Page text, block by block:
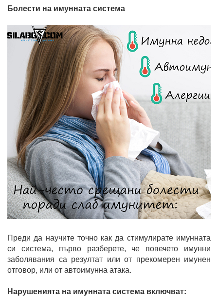
Болести на имунната система
Преди да научите точно как да стимулирате имунната
си система, първо разберете, че повечето имунни
заболявания са резултат или от прекомерен имунен
отговор, или от автоимунна атака.
Нарушенията на имунната система включват: